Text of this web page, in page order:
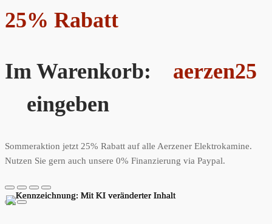
25% Rabatt
Im Warenkorb: aerzen25
eingeben
Sommeraktion jetzt 25% Rabatt auf alle Aerzener Elektrokamine.
Nutzen Sie gern auch unsere 0% Finanzierung via Paypal.